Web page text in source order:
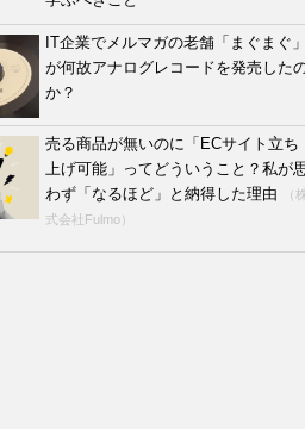
IT企業でメルマガの老舗「まぐまぐ」
が何故アナログレコードを発売した
か？
売る商品が無いのに「ECサイト立ち
上げ可能」ってどういうこと？私が
わず「なるほど」と納得した理由
（
式会社Fulmo）